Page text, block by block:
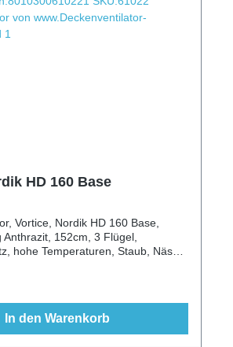
HD 160 Base
Vortice, Nordik HD 160 Base,
Anthrazit, 152cm, 3 Flügel,
hohe Temperaturen, Staub, Nässe,
In den Warenkorb